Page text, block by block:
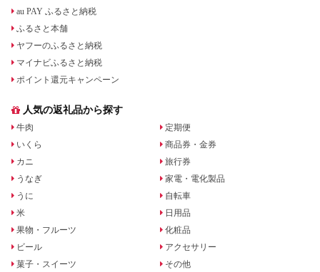
au PAY ふるさと納税
ふるさと本舗
ヤフーのふるさと納税
マイナビふるさと納税
ポイント還元キャンペーン
人気の返礼品から探す
牛肉
いくら
カニ
うなぎ
うに
米
果物・フルーツ
ビール
菓子・スイーツ
定期便
商品券・金券
旅行券
家電・電化製品
自転車
日用品
化粧品
アクセサリー
その他